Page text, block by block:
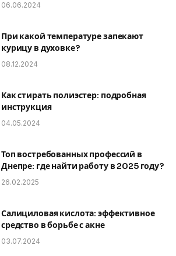
06.06.2024
При какой температуре запекают
курицу в духовке?
08.12.2024
Как стирать полиэстер: подробная
инструкция
04.05.2024
Топ востребованных профессий в
Днепре: где найти работу в 2025 году?
26.02.2025
Салициловая кислота: эффективное
средство в борьбе с акне
03.07.2024